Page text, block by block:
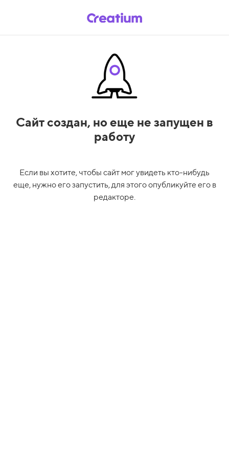
Сайт создан, но еще не запущен в
работу
Если вы хотите, чтобы сайт мог увидеть кто-нибудь
еще, нужно его запустить, для этого опубликуйте его в
редакторе.